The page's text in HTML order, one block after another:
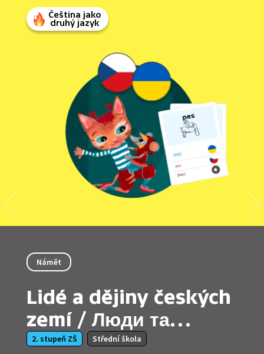
Čeština jako
druhý jazyk
Námět
Lidé a dějiny českých
zemí / Люди та
історія Чехії
2. stupeň ZŠ Střední škola